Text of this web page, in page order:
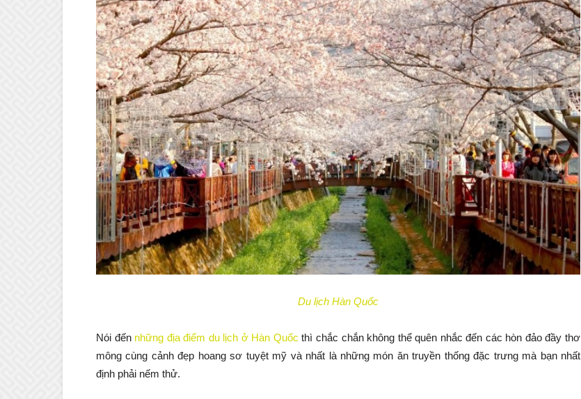
Du lịch Hàn Quốc
Nói đến những địa điểm du lịch ở Hàn Quốc thì chắc chắn không thể quên nhắc đến các hòn đảo đầy thơ
mông cùng cảnh đẹp hoang sơ tuyệt mỹ và nhất là những món ăn truyền thống đặc trưng mà bạn nhất
định phải nếm thử.